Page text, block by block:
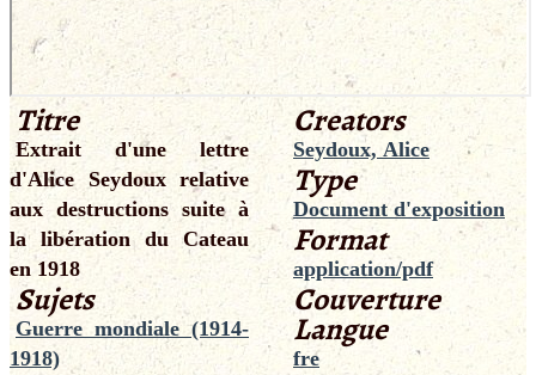
Titre
Extrait d'une lettre
d'Alice Seydoux relative
aux destructions suite à
la libération du Cateau
en 1918
Sujets
Guerre mondiale (1914-
1918)
Creators
Seydoux, Alice
Type
Document d'exposition
Format
application/pdf
Couverture
Langue
fre